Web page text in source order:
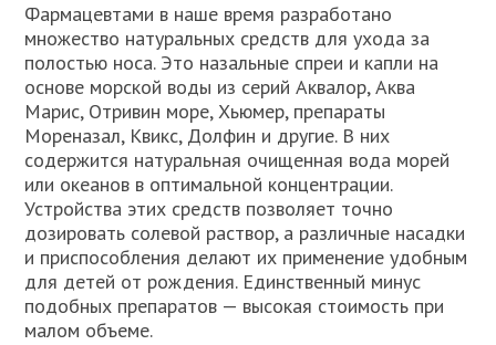
Фармацевтами в наше время разработано
множество натуральных средств для ухода за
полостью носа. Это назальные спреи и капли на
основе морской воды из серий Аквалор, Аква
Марис, Отривин море, Хьюмер, препараты
Мореназал, Квикс, Долфин и другие. В них
содержится натуральная очищенная вода морей
или океанов в оптимальной концентрации.
Устройства этих средств позволяет точно
дозировать солевой раствор, а различные насадки
и приспособления делают их применение удобным
для детей от рождения. Единственный минус
подобных препаратов — высокая стоимость при
малом объеме.